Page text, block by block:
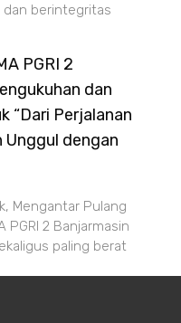
dan berintegritas
PGRI 2
dan
“Dari Perjalanan
Unggul dengan
Mengantar Pulang
PGRI 2 Banjarmasin
paling berat